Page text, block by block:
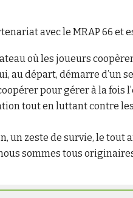
avec le MRAP 66 et
où les joueurs
au départ, démarre d’un
pour gérer à la fois
tout en luttant contre
un zeste de survie, le tout
sommes tous